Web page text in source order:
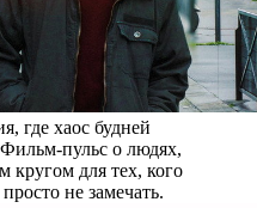
где хаос будней
пульс о людях,
кругом для тех, кого
не замечать.